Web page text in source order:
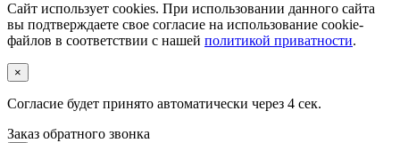
Сайт использует cookies. При использовании данного сайта
вы подтверждаете свое согласие на использование cookie-
файлов в соответствии с нашей политикой приватности.
×
Согласие будет принято автоматически через 3 сек.
Заказ обратного звонка